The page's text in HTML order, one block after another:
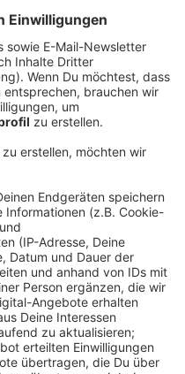
Prozent Marktanteil
gehört die
ZDF-
gab es 107